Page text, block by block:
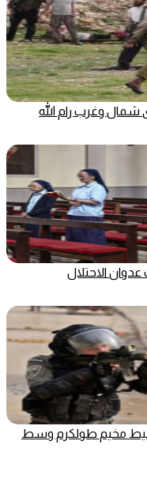
وغرب رام الله
الاحتلال
مخيم طولكرم وسط